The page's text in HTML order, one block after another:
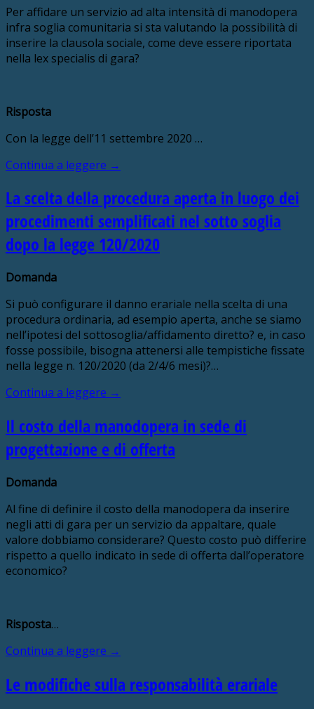
Per affidare un servizio ad alta intensità di manodopera
infra soglia comunitaria si sta valutando la possibilità di
inserire la clausola sociale, come deve essere riportata
nella lex specialis di gara?
Risposta
Con la legge dell’11 settembre 2020 …
Continua a leggere →
La scelta della procedura aperta in luogo dei
procedimenti semplificati nel sotto soglia
dopo la legge 120/2020
Domanda
Si può configurare il danno erariale nella scelta di una
procedura ordinaria, ad esempio aperta, anche se siamo
nell’ipotesi del sottosoglia/affidamento diretto? e, in caso
fosse possibile, bisogna attenersi alle tempistiche fissate
nella legge n. 120/2020 (da 2/4/6 mesi)?…
Continua a leggere →
Il costo della manodopera in sede di
progettazione e di offerta
Domanda
Al fine di definire il costo della manodopera da inserire
negli atti di gara per un servizio da appaltare, quale
valore dobbiamo considerare? Questo costo può differire
rispetto a quello indicato in sede di offerta dall’operatore
economico?
Risposta…
Continua a leggere →
Le modifiche sulla responsabilità erariale